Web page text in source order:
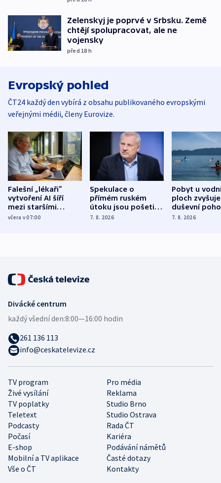
Zelenskyj je poprvé v Srbsku. Země
chtějí spolupracovat, ale ne
vojensky
před 18 h
Evropský pohled
ČT24 každý den vybírá z obsahu publikovaného evropskými
veřejnými médii, členy Eurovize.
Falešní „lékaři“
vytvoření AI šíří
mezi staršími
Poláky nebezpečné
včera v 07:00
Spekulace o
přímém ruském
útoku jsou pošetilé,
míní estonský
7. 8. 2026
Pobyt u
ploch zvyšuje
duševní
ukázala
7. 8. 2026
TV program
Pro média
Živé vysílání
Reklama
TV poplatky
Studio Brno
Teletext
Studio Ostrava
Podcasty
Rada ČT
Počasí
Kariéra
E-shop
Podávání námětů
Mobilní a TV aplikace
Časté dotazy
Vše o ČT
Kontakty
Divácké centrum
každý všední den:8:00—16:00 hodin
261 136 113
info@ceskatelevize.cz